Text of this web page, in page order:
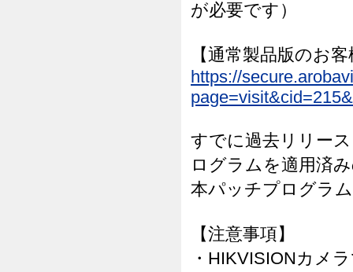
が必要です）
【通常製品版のお
https://
すでに過去リリー
ログラムを適用済
本パッチプログラ
【注意事項】
・HIKVISIONカメ